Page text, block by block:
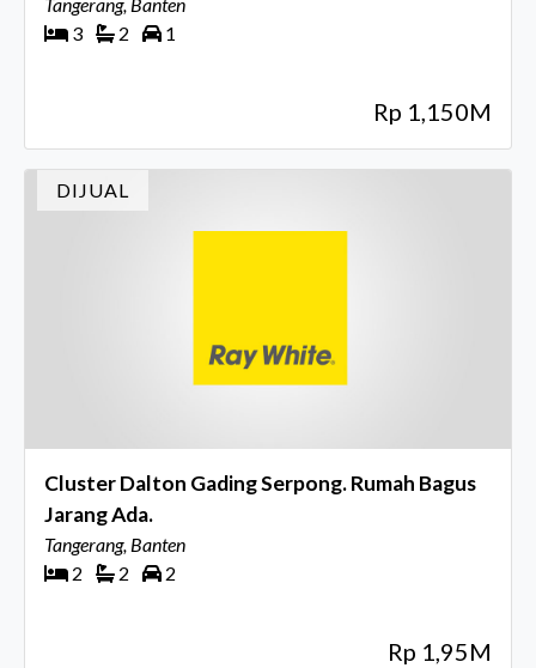
3
2 1
Rp 1,150M
DIJUAL
Cluster Dalton Gading Serpong. Rumah Bagus
Jarang Ada.
Tangerang, Banten
2
2 2
Rp 1,95M